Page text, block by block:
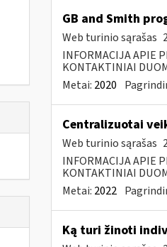
GB and Smith
Web turinio sąrašas
INFORMACIJA APIE
KONTAKTINIAI
Metai: 2020
Centralizuotai
Web turinio sąrašas
INFORMACIJA APIE
KONTAKTINIAI
Metai: 2022
Ką turi žinoti